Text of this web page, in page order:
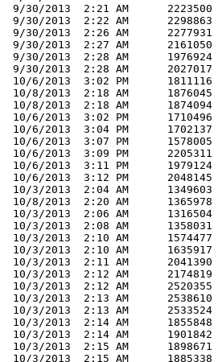
9/30/2013  2:21 AM      2223500
9/30/2013  2:22 AM      2298863
9/30/2013  2:26 AM      2277931
9/30/2013  2:27 AM      2161050
9/30/2013  2:28 AM      1976924
9/30/2013  2:28 AM      2027017
10/6/2013  3:02 PM      1811116
10/8/2013  2:18 AM      1876045
10/8/2013  2:18 AM      1874094
10/6/2013  3:02 PM      1710496
10/6/2013  3:04 PM      1702137
10/6/2013  3:07 PM      1578005
10/6/2013  3:09 PM      2205311
10/6/2013  3:11 PM      1979124
10/6/2013  3:12 PM      2048145
10/3/2013  2:04 AM      1349603
10/8/2013  2:20 AM      1365978
10/3/2013  2:06 AM      1316504
10/3/2013  2:08 AM      1358031
10/3/2013  2:10 AM      1574477
10/3/2013  2:10 AM      1635917
10/3/2013  2:11 AM      2041390
10/3/2013  2:12 AM      2174819
10/3/2013  2:12 AM      2520355
10/3/2013  2:13 AM      2538610
10/3/2013  2:13 AM      2533524
10/3/2013  2:14 AM      1855848
10/3/2013  2:14 AM      1901842
10/3/2013  2:15 AM      1898671
10/3/2013  2:15 AM      1885338